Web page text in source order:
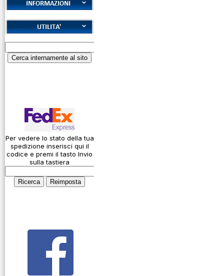
Cookies
Diritto di recesso
Garanzie
Alfabeto Fonetico
ICAO
Codice Q
Come si usa un
cavo
Connessioni
microfoniche
Cosa è l' ADS-B
antenne e cavi
Servizio
Radioelettrico
Per vedere lo stato della tua
spedizione inserisci qui il
codice e premi il tasto Invio
sulla tastiera